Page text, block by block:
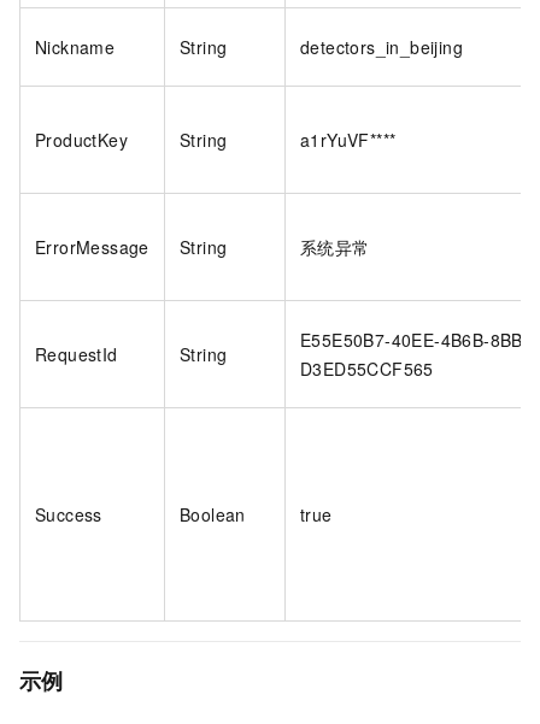
Nickname String detectors_in_beijing
ProductKey String a1rYuVF****
ErrorMessage String 系统异常
RequestId String
E55E50B7-40EE-4B6B-8BBE-
D3ED55CCF565
Success Boolean true
示例